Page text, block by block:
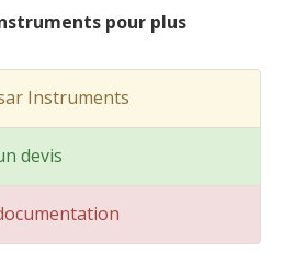
pour plus
Instruments
devis